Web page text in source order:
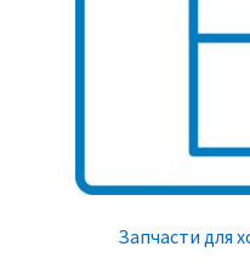
Запчасти для